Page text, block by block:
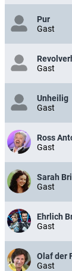
Pur
Gast
Gast
Unheilig
Gast
Ross
Gast
Sarah
Gast
Ehrlich
Gast
Olaf der
Gast